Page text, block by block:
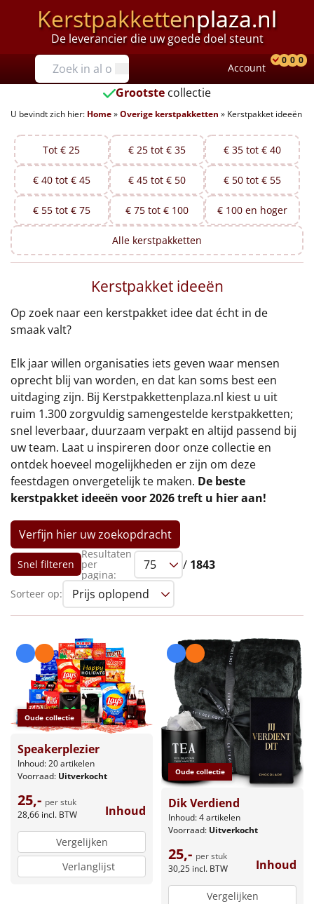
Kerstpakkettenplaza.nl
De leverancier die uw goede doel steunt
Prijzen
Tot €25
€25 tot €35
€35 tot €40
€40 tot €45
€45 tot €50
€50 tot €55
€75 tot €100
Alle kerstpakketten 2026
Thema
Origineel
Rituals
Luxe
Mannen
Vrouwen
Duurzaam
Leuke
Goedkope
Uniek
Alle thema's
Artikel
Hitster NIEUW
Pizzarette
Tas
Account
0 0 0
Grootste collectie
U bevindt zich hier: Home»Overige kerstpakketten » Kerstpakket ideeën
Tot € 25 € 25 tot € 35 € 35 tot € 40
€ 40 tot € 45 € 45 tot € 50 € 50 tot € 55
€ 55 tot € 75 € 75 tot € 100 € 100 en hoger
Alle kerstpakketten
Kerstpakket ideeën
Op zoek naar een kerstpakket idee dat écht in de
smaak valt?
Elk jaar willen organisaties iets geven waar mensen
oprecht blij van worden, en dat kan soms best een
uitdaging zijn. Bij Kerstpakkettenplaza.nl kiest u uit
ruim 1.300 zorgvuldig samengestelde kerstpakketten;
snel leverbaar, duurzaam verpakt en altijd passend bij
uw team. Laat u inspireren door onze collectie en
ontdek hoeveel mogelijkheden er zijn om deze
feestdagen onvergetelijk te maken. De beste
kerstpakket ideeën voor 2026 treft u hier aan!
Verfijn hier uw zoekopdracht
Snel filteren
Resultaten
per
pagina:
/ 1843
Sorteer op:
Oude collectie
Speakerplezier
Inhoud: 20 artikelen
Voorraad: Uitverkocht
25,- per stuk
28,66 incl. BTW Inhoud
Vergelijken
Verlanglijst
Oude collectie
Dik Verdiend
Inhoud: 4 artikelen
Voorraad: Uitverkocht
25,- per stuk
30,25 incl. BTW Inhoud
Vergelijken